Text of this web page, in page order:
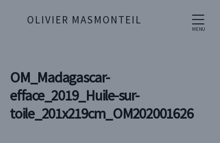
MENU
OLIVIER MASMONTEIL
OM_Madagascar-
efface_2019_Huile-sur-
toile_201x219cm_OM202001626